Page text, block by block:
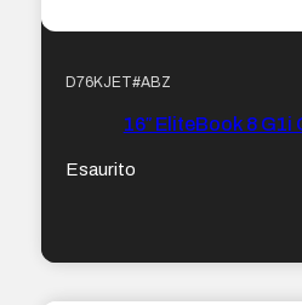
D76KJET#ABZ
16″ EliteBook 8 G1i
Esaurito